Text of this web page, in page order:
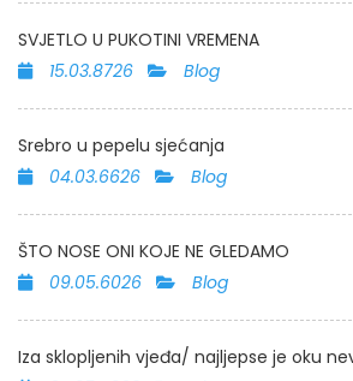
SVJETLO U PUKOTINI VREMENA
15.03.8726
Blog
Srebro u pepelu sjećanja
04.03.6626
Blog
ŠTO NOSE ONI KOJE NE GLEDAMO
09.05.6026
Blog
Iza sklopljenih vjeđa/ najljepse je oku